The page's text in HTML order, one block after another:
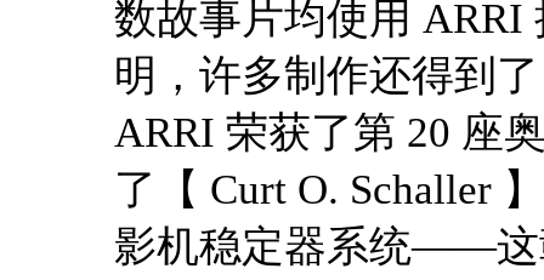
数故事片均使用 ARRI
明，许多制作还得到
ARRI 荣获了第 20 座
了【 Curt O. Schaller
影机稳定器系统——这